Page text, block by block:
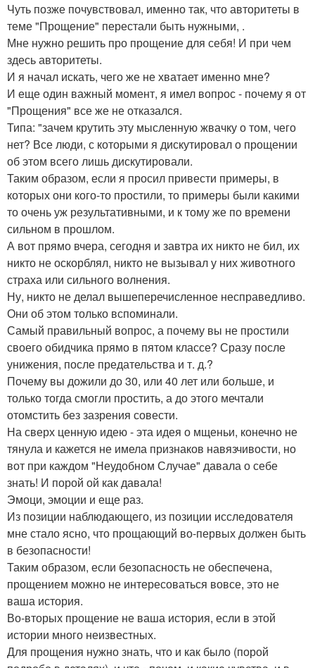
Чуть позже почувствовал, именно так, что авторитеты в
теме "Прощение" перестали быть нужными, .
Мне нужно решить про прощение для себя! И при чем
здесь авторитеты.
И я начал искать, чего же не хватает именно мне?
И еще один важный момент, я имел вопрос - почему я от
"Прощения" все же не отказался.
Типа: "зачем крутить эту мысленную жвачку о том, чего
нет? Все люди, с которыми я дискутировал о прощении
об этом всего лишь дискутировали.
Таким образом, если я просил привести примеры, в
которых они кого-то простили, то примеры были какими
то очень уж результативными, и к тому же по времени
сильном в прошлом.
А вот прямо вчера, сегодня и завтра их никто не бил, их
никто не оскорблял, никто не вызывал у них животного
страха или сильного волнения.
Ну, никто не делал вышеперечисленное несправедливо.
Они об этом только вспоминали.
Самый правильный вопрос, а почему вы не простили
своего обидчика прямо в пятом классе? Сразу после
унижения, после предательства и т. д.?
Почему вы дожили до 30, или 40 лет или больше, и
только тогда смогли простить, а до этого мечтали
отомстить без зазрения совести.
На сверх ценную идею - эта идея о мщеньи, конечно не
тянула и кажется не имела признаков навязчивости, но
вот при каждом "Неудобном Случае" давала о себе
знать! И порой ой как давала!
Эмоци, эмоции и еще раз.
Из позиции наблюдающего, из позиции исследователя
мне стало ясно, что прощающий во-первых должен быть
в безопасности!
Таким образом, если безопасность не обеспечена,
прощением можно не интересоваться вовсе, это не
ваша история.
Во-вторых прощение не ваша история, если в этой
истории много неизвестных.
Для прощения нужно знать, что и как было (порой